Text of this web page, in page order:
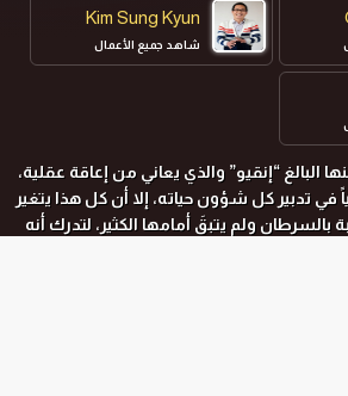
Kim Sung Kyun
شاهد جميع الأعمال
“إنقيو” والذي يعاني من إعاقة عقلية،
في تدبير كل شؤون حياته، إلا أن كل هذا يتغير
بالسرطان ولم يتبقَ أمامها الكثير، لتدرك أنه